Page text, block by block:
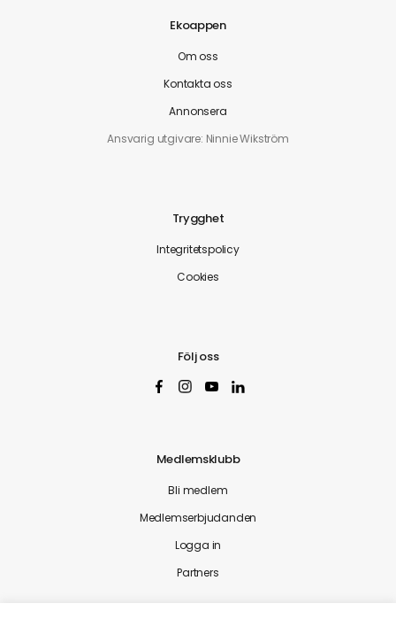
Ekoappen
Om oss
Kontakta oss
Annonsera
Ansvarig utgivare: Ninnie Wikström
Trygghet
Integritetspolicy
Cookies
Följ oss
Medlemsklubb
Bli medlem
Medlemserbjudanden
Logga in
Partners